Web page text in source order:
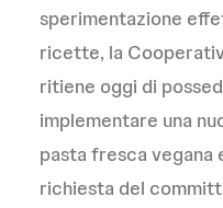
sperimentazione
ricette, la
ritiene oggi di
implementare una
pasta fresca vegana
richiesta del